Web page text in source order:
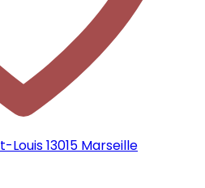
Louis 13015 Marseille